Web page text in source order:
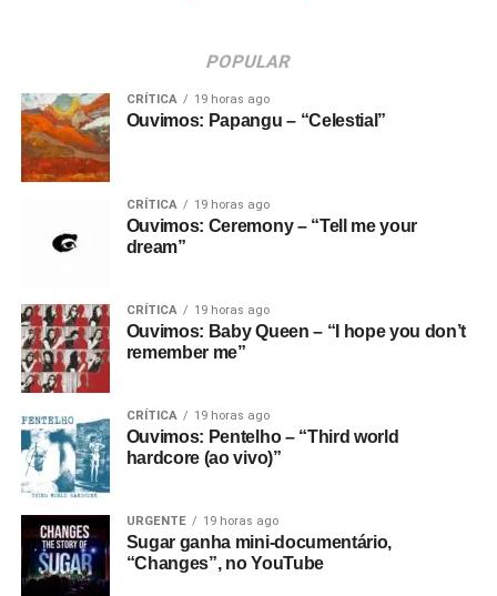
POPULAR
CRÍTICA 19 horas ago
Ouvimos: Papangu – “Celestial”
CRÍTICA 19 horas ago
Ouvimos: Ceremony – “Tell me your
dream”
CRÍTICA 19 horas ago
Ouvimos: Baby Queen – “I hope you don’t
remember me”
CRÍTICA 19 horas ago
Ouvimos: Pentelho – “Third world
hardcore (ao vivo)”
URGENTE 19 horas ago
Sugar ganha mini-documentário,
“Changes”, no YouTube